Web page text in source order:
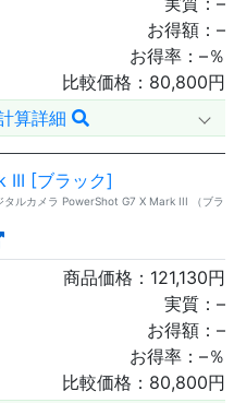
お得額： –
お得率： –％
比較価格： 80,800円
算詳細
III [ブラック]
タルカメラ PowerShot G7 X Mark III （ブラ
商品価格： 121,130円
実質： –
お得額： –
お得率： –％
比較価格： 80,800円